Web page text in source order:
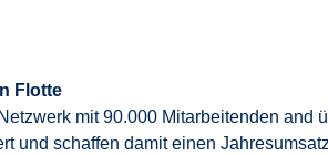
Flotte
mit 90.000 Mitarbeitenden and
und schaffen damit einen